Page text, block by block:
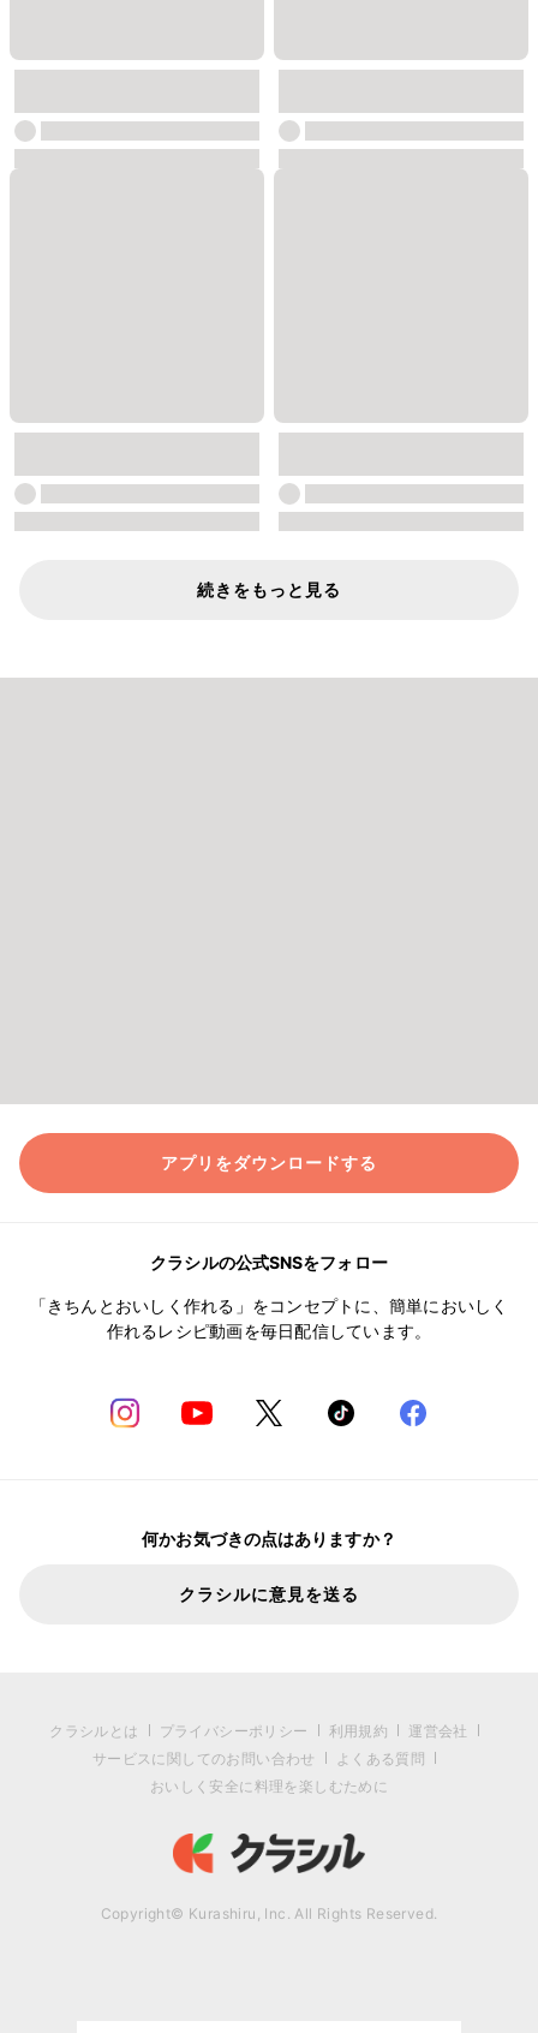
続きをもっと見る
アプリをダウンロードする
クラシルの公式SNSをフォロー
「きちんとおいしく作れる」をコンセプトに、簡単においしく
作れるレシピ動画を毎日配信しています。
何かお気づきの点はありますか？
クラシルに意見を送る
クラシルとは プライバシーポリシー 利用規約
運営会社
サービスに関してのお問い合わせ
よくある質問
おいしく安全に料理を楽しむために
Copyright© Kurashiru, Inc. All Rights Reserved.